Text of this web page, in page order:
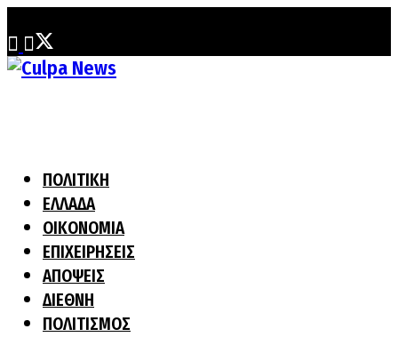
ΠΟΛΙΤΙΚΗ
ΕΛΛΑΔΑ
ΟΙΚΟΝΟΜΙΑ
ΕΠΙΧΕΙΡΗΣΕΙΣ
ΑΠΟΨΕΙΣ
ΔΙΕΘΝΗ
ΠΟΛΙΤΙΣΜΟΣ